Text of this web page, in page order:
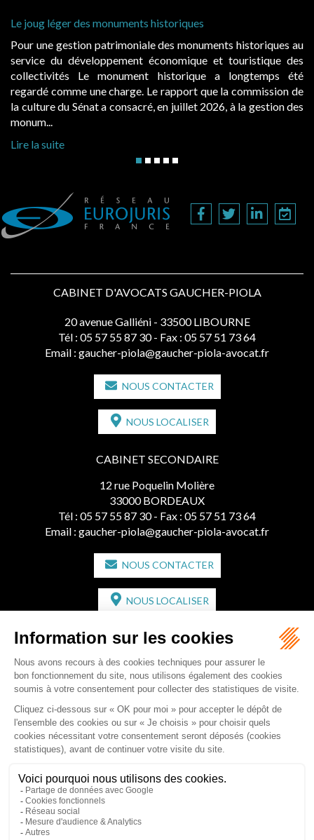
historiques
des monuments historiques au
et touristique des
historique a longtemps été
rapport que la commission de
en juillet 2026, à la gestion des
Cabines de plage : le juge
Evocatrices des bains de
également un beau sujet
public, elles donnent lieu au
d’occupation. Saisies par des
CABINET D'AVOCATS GAUCHER-PIOLA
20 avenue Galliéni - 33500 LIBOURNE
Tél : 05 57 55 87 30 - Fax : 05 57 51 73 64
Email : gaucher-piola@gaucher-piola-avocat.fr
NOUS CONTACTER
NOUS LOCALISER
CABINET SECONDAIRE
12 rue Poquelin Molière
33000 BORDEAUX
Tél : 05 57 55 87 30 - Fax : 05 57 51 73 64
Email : gaucher-piola@gaucher-piola-avocat.fr
NOUS CONTACTER
NOUS LOCALISER
CABINET SECONDAIRE
2 bis Avenue de l'Europe
33350 ST MAGNE-DE-CASTILLON
Tél :05 57 55 87 30 - Fax : 05 57 51 73 64
Email :gaucher-piola@gaucher-piola-avocat.fr
NOUS CONTACTER
NOUS LOCALISER